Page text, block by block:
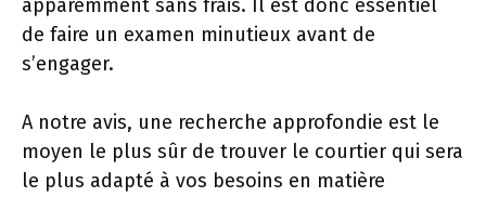
apparemment sans frais. Il est donc essentiel
de faire un examen minutieux avant de
s’engager.
A notre avis, une recherche approfondie est le
moyen le plus sûr de trouver le courtier qui sera
le plus adapté à vos besoins en matière